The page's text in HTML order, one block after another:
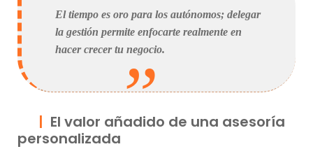
El tiempo es oro para los autónomos; delegar
la gestión permite enfocarte realmente en
hacer crecer tu negocio.
El valor añadido de una asesoría
personalizada